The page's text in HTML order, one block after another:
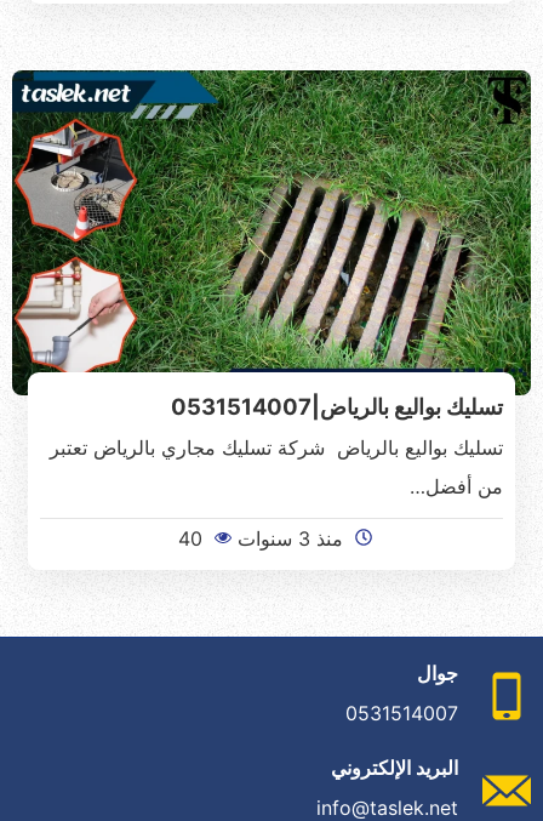
تسليك بواليع بالرياض|0531514007
تسليك بواليع بالرياض شركة تسليك مجاري بالرياض تعتبر
من أفضل…
منذ 3 سنوات 40
جوال
0531514007
البريد الإلكتروني
info@taslek.net